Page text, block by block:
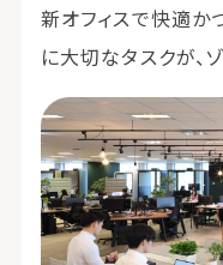
新オフィスで快適
に大切なタスクが、